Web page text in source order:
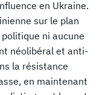
en Ukraine.
sur le plan
ni aucune
néolibéral et anti-
la résistance
en maintenant